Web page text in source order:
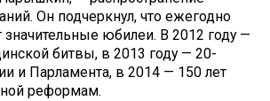
Он подчеркнул, что ежегодно
значительные юбилеи. В 2012 году —
битвы, в 2013 году — 20-
и Парламента, в 2014 — 150 лет
реформам.